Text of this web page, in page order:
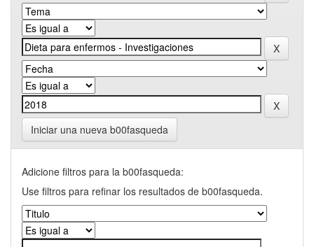
Iniciar una nueva b00fasqueda
Adicione filtros para la b00fasqueda:
Use filtros para refinar los resultados de b00fasqueda.